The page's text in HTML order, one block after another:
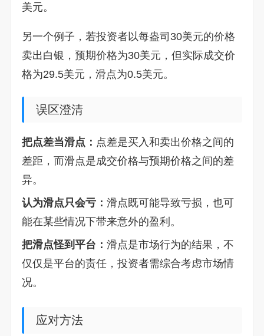
美元。
另一个例子，若投资者以每盎司30美元的价格
卖出白银，预期价格为30美元，但实际成交价
格为29.5美元，滑点为0.5美元。
误区澄清
把点差当滑点： 点差是买入和卖出价格之间的
差距，而滑点是成交价格与预期价格之间的差
异。
认为滑点只会亏： 滑点既可能导致亏损，也可
能在某些情况下带来意外的盈利。
把滑点怪到平台： 滑点是市场行为的结果，不
仅仅是平台的责任，投资者需综合考虑市场情
况。
应对方法